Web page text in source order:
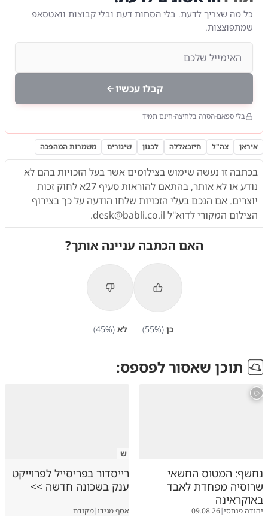
כל מה שצריך לדעת. בלי הסחות דעת ובלי קבוצות וואטסאפ
שמתפוצצות.
קבלו עכשיו
בלי ספאם הסרה בלחיצה חינם תמיד
איראן צה"ל חיזבאללה לבנון שיגורים משמרות המהפכה
בכתבה זו נעשה שימוש בצילומים אשר בעל הזכויות בהם לא
נודע או לא אותר, בהתאם להוראות
סעיף 27א לחוק זכות
יוצרים. אם הנכם בעלי הזכויות שלחו הודעה על כך בצירוף
הצילום המקורי לדוא"ל desk@babli.co.il
.
האם הכתבה עניינה אותך?
כן (
55%) לא (
45%)
תוכן שאסור לפספס:
נחשף: המטוס החשאי
שרוסיה מפחדת לאבד
באוקראינה
יהודה פנחסי|
09.08.26
ש
רייסדור בפריסייל לפרוייקט
ענק בשכונה חדשה >>
אסף מגידו|מקודם